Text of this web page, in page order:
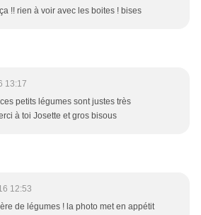
!! rien à voir avec les boites ! bises
13:17
petits légumes sont justes très
à toi Josette et gros bisous
12:53
de légumes ! la photo met en appétit